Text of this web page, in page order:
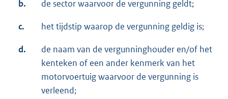
b. de sector waarvoor de vergunning geldt;
c. het tijdstip waarop de vergunning geldig is;
d.
de naam van de vergunninghouder en/of het
kenteken of een ander kenmerk van het
motorvoertuig waarvoor de vergunning is
verleend;